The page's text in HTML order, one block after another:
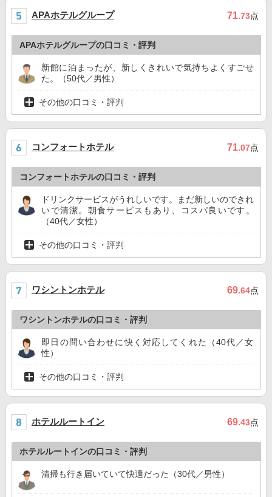
APAホテルグループ 71.73点
APAホテルグループの口コミ・評判
新館に泊まったが、新しくきれいで気持ちよくすごせ
た。（50代／男性）
その他の口コミ・評判
コンフォートホテル 71.07点
コンフォートホテルの口コミ・評判
ドリンクサービスがうれしいです。まだ新しいのできれ
いで清潔。朝食サービスもあり、コスパ良いです。
（40代／女性）
その他の口コミ・評判
ワシントンホテル 69.64点
ワシントンホテルの口コミ・評判
即日の問い合わせに快く対応してくれた（40代／女
性）
その他の口コミ・評判
ホテルルートイン 69.43点
ホテルルートインの口コミ・評判
清掃も行き届いていて快適だった（30代／男性）